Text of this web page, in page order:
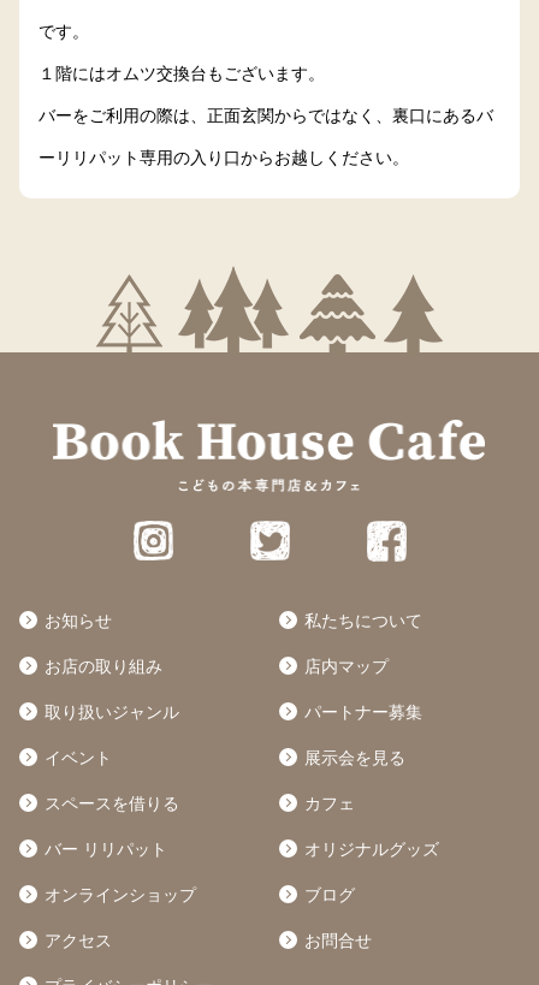
です。
１階にはオムツ交換台もございます。
バーをご利用の際は、正面玄関からではなく、裏口にあるバ
ーリリパット専用の入り口からお越しください。
お知らせ 私たちについて
お店の取り組み 店内マップ
取り扱いジャンル パートナー募集
イベント 展示会を見る
スペースを借りる カフェ
バー リリパット オリジナルグッズ
オンラインショップ ブログ
アクセス お問合せ